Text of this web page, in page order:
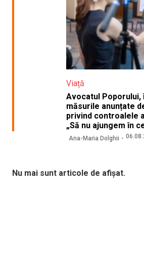
Viață
Avocatul
măsurile anunțate
privind controalele
„Să nu ajungem în
Ana-Maria Dolghii
Nu mai sunt articole de afișat.